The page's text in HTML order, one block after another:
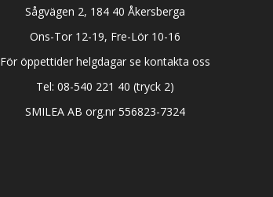
Sågvägen 2, 184 40 Åkersberga
Ons-Tor 12-19, Fre-Lör 10-16
För öppettider helgdagar se kontakta oss
Tel:08-540 221 40 (tryck 2)
SMILEA AB org.nr 556823-7324